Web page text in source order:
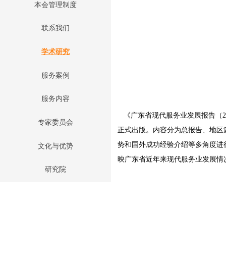
本会管理制度
联系我们
学术研究
服务案例
服务内容
专家委员会
文化与优势
研究院
《广东省现代服务业发展报告（
正式出版。内容分为总报告、地
势和国外成功经验介绍等多角度
映广东省近年来现代服务业发展